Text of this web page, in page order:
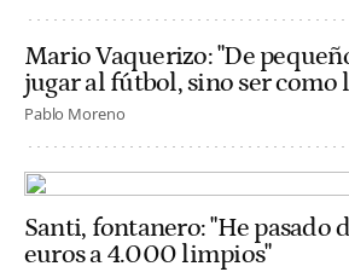
Mario Vaquerizo: "De
jugar al fútbol, sino ser como
Pablo Moreno
Santi, fontanero: "He pasado
euros a 4.000 limpios"